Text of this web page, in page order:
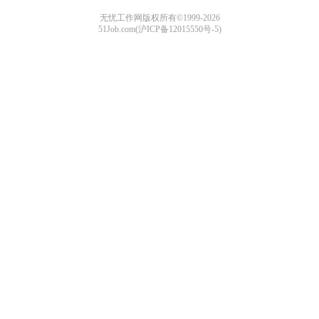
无忧工作网版权所有©1999-2026
51Job.com(沪ICP备12015550号-5)